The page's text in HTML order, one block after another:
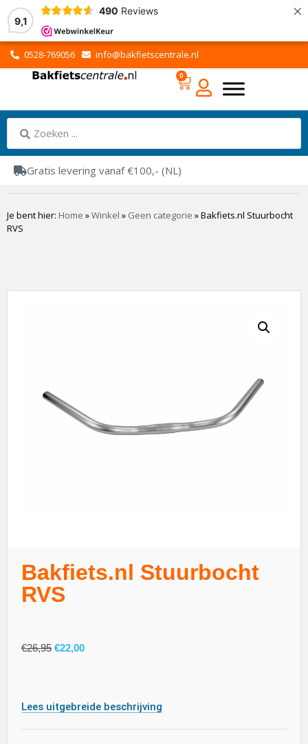
9,1
490 Reviews ×
0528-769056 info@bakfietscentrale.nl
0
Gratis levering vanaf €100,- (NL)
Je bent hier: Home »Winkel » Geen categorie »Bakfiets.nl Stuurbocht
RVS
Bakfiets.nl Stuurbocht
RVS
€26,95 €22,00
Lees uitgebreide beschrijving